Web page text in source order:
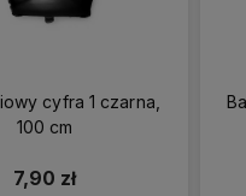
cyfra 1 czarna,
100 cm
7,90 zł